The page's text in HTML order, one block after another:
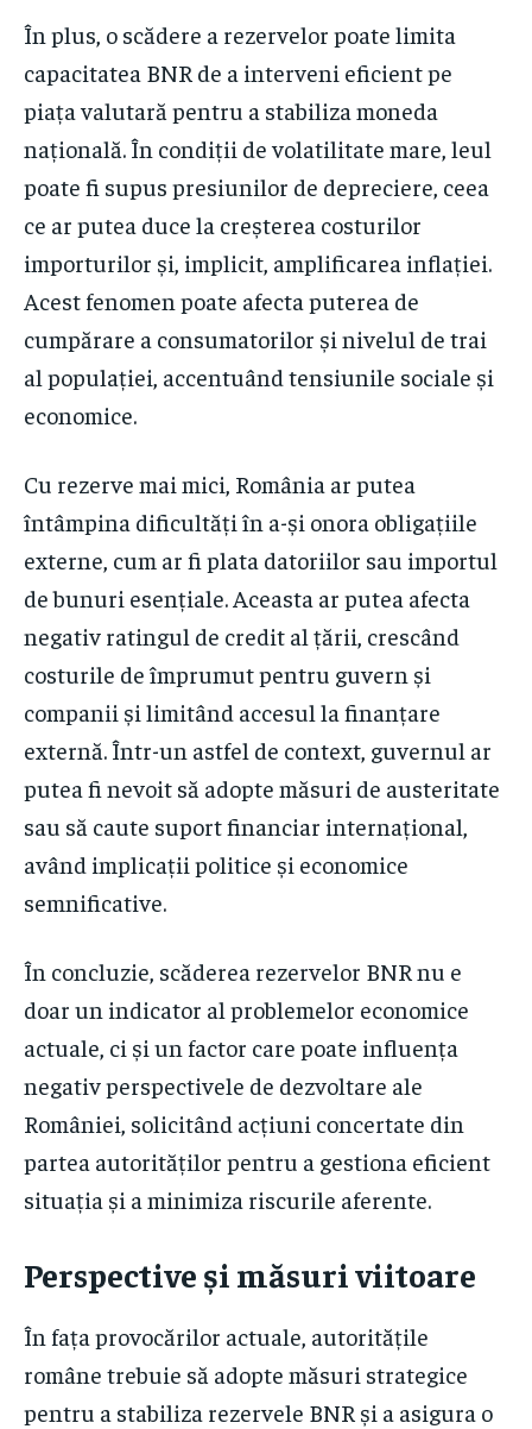
În plus, o scădere a rezervelor poate limita
capacitatea BNR de a interveni eficient pe
piața valutară pentru a stabiliza moneda
națională. În condiții de volatilitate mare, leul
poate fi supus presiunilor de depreciere, ceea
ce ar putea duce la creșterea costurilor
importurilor și, implicit, amplificarea inflației.
Acest fenomen poate afecta puterea de
cumpărare a consumatorilor și nivelul de trai
al populației, accentuând tensiunile sociale și
economice.
Cu rezerve mai mici, România ar putea
întâmpina dificultăți în a-și onora obligațiile
externe, cum ar fi plata datoriilor sau importul
de bunuri esențiale. Aceasta ar putea afecta
negativ ratingul de credit al țării, crescând
costurile de împrumut pentru guvern și
companii și limitând accesul la finanțare
externă. Într-un astfel de context, guvernul ar
putea fi nevoit să adopte măsuri de austeritate
sau să caute suport financiar internațional,
având implicații politice și economice
semnificative.
În concluzie, scăderea rezervelor BNR nu e
doar un indicator al problemelor economice
actuale, ci și un factor care poate influența
negativ perspectivele de dezvoltare ale
României, solicitând acțiuni concertate din
partea autorităților pentru a gestiona eficient
situația și a minimiza riscurile aferente.
Perspective și măsuri viitoare
În fața provocărilor actuale, autoritățile
române trebuie să adopte măsuri strategice
pentru a stabiliza rezervele BNR și a asigura o